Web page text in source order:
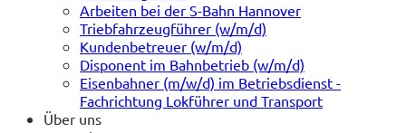
Arbeiten bei der S-Bahn Hannover
Triebfahrzeugführer (w/m/d)
Kundenbetreuer (w/m/d)
Disponent im Bahnbetrieb (w/m/d)
Eisenbahner (m/w/d) im Betriebsdienst -
Fachrichtung Lokführer und Transport
Über uns